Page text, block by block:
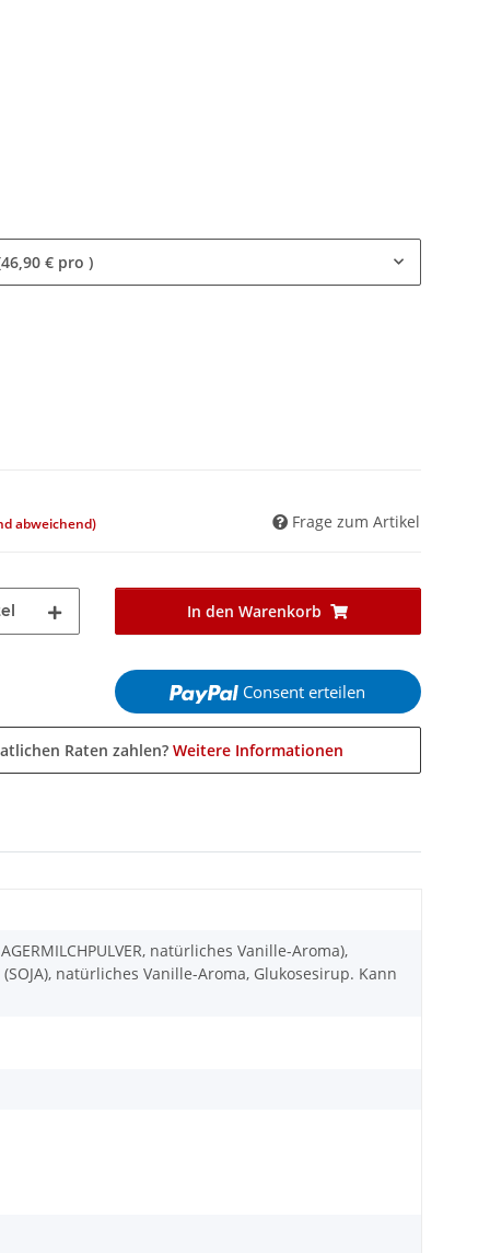
€ pro )
abweichend) Frage zum Artikel
In den Warenkorb
Consent erteilen
Raten zahlen? Weitere Informationen
natürliches Vanille-Aroma),
(SOJA), natürliches Vanille-Aroma, Glukosesirup. Kann